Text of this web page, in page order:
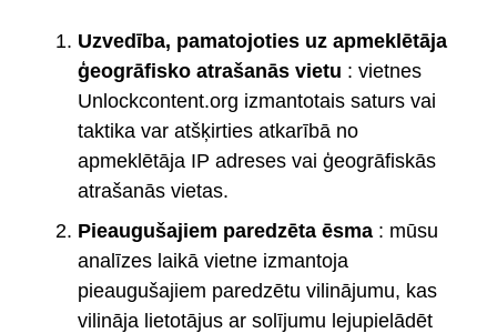
Uzvedība, pamatojoties uz apmeklētāja
ģeogrāfisko atrašanās vietu : vietnes
Unlockcontent.org izmantotais saturs vai
taktika var atšķirties atkarībā no
apmeklētāja IP adreses vai ģeogrāfiskās
atrašanās vietas.
Pieaugušajiem paredzēta ēsma : mūsu
analīzes laikā vietne izmantoja
pieaugušajiem paredzētu vilinājumu, kas
vilināja lietotājus ar solījumu lejupielādēt